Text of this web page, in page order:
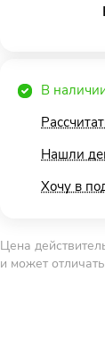
В
Нашли
Хочу в
Цена
и может